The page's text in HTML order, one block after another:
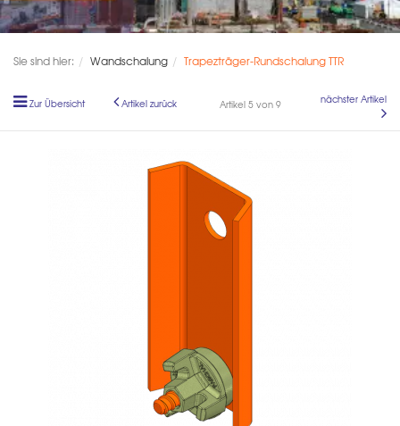
Sie sind hier: Wandschalung Trapezträger-Rundschalung TTR
Zur Übersicht Artikel zurück Artikel 5 von 9 nächster Artikel